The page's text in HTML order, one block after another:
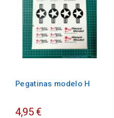
Pegatinas modelo H
4,95 €